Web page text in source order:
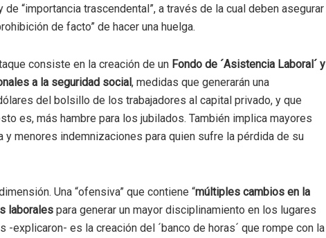
“importancia trascendental”, a través de la cual deben asegurar
de facto” de hacer una huelga.
consiste en la creación de un Fondo de ´Asistencia Laboral´ y
a la seguridad social, medidas que generarán una
del bolsillo de los trabajadores al capital privado, y que
es, más hambre para los jubilados. También implica mayores
menores indemnizaciones para quien sufre la pérdida de su
Una “ofensiva” que contiene “múltiples cambios en la
laborales para generar un mayor disciplinamiento en los lugares
-explicaron- es la creación del ´banco de horas´ que rompe con la